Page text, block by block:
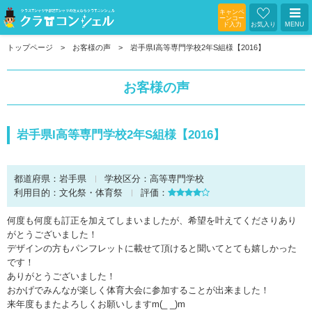
キャンペ
ーンコー
ド入力
お気入り MENU
トップページ お客様の声 岩手県I高等専門学校2年S組様【2016】
お客様の声
岩手県I高等専門学校2年S組様【2016】
都道府県： 岩手県 学校区分： 高等専門学校
利用目的： 文化祭・体育祭 評価：
何度も何度も訂正を加えてしまいましたが、希望を叶えてくださりあり
がとうございました！
デザインの方もパンフレットに載せて頂けると聞いてとても嬉しかった
です！
ありがとうございました！
おかげでみんなが楽しく体育大会に参加することが出来ました！
来年度もまたよろしくお願いしますm(_ _)m